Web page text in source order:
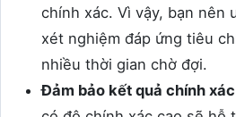
chính xác. Vì vậy, bạn nên
xét nghiệm đáp ứng tiêu
nhiều thời gian chờ đợi.
Đảm bảo kết quả chính xác